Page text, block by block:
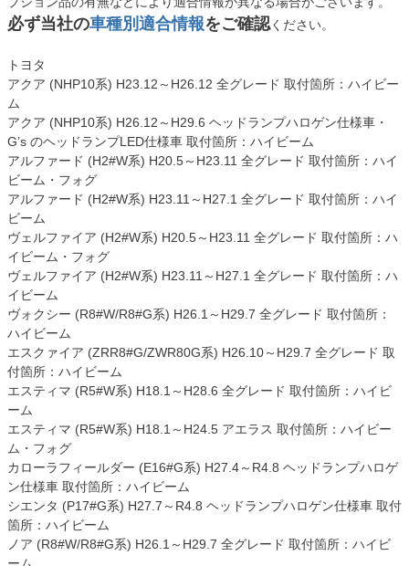
必ず当社の車種別適合情報をご確認ください。
トヨタ
アクア (NHP10系) H23.12～H26.12 全グレード 取付箇所：ハイビー
ム
アクア (NHP10系) H26.12～H29.6 ヘッドランプハロゲン仕様車・
G’s のヘッドランプLED仕様車 取付箇所：ハイビーム
アルファード (H2#W系) H20.5～H23.11 全グレード 取付箇所：ハイ
ビーム・フォグ
アルファード (H2#W系) H23.11～H27.1 全グレード 取付箇所：ハイ
ビーム
ヴェルファイア (H2#W系) H20.5～H23.11 全グレード 取付箇所：ハ
イビーム・フォグ
ヴェルファイア (H2#W系) H23.11～H27.1 全グレード 取付箇所：ハ
イビーム
ヴォクシー (R8#W/R8#G系) H26.1～H29.7 全グレード 取付箇所：
ハイビーム
エスクァイア (ZRR8#G/ZWR80G系) H26.10～H29.7 全グレード 取
付箇所：ハイビーム
エスティマ (R5#W系) H18.1～H28.6 全グレード 取付箇所：ハイビ
ーム
エスティマ (R5#W系) H18.1～H24.5 アエラス 取付箇所：ハイビー
ム・フォグ
カローラフィールダー (E16#G系) H27.4～R4.8 ヘッドランプハロゲ
ン仕様車 取付箇所：ハイビーム
シエンタ (P17#G系) H27.7～R4.8 ヘッドランプハロゲン仕様車 取付
箇所：ハイビーム
ノア (R8#W/R8#G系) H26.1～H29.7 全グレード 取付箇所：ハイビ